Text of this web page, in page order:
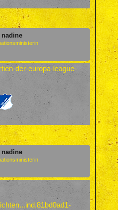
nadine
der-europa-league-
nadine